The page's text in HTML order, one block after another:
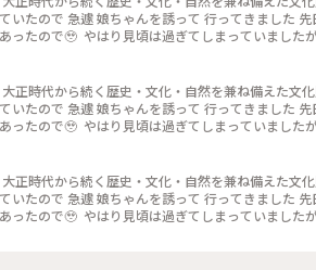
遽 娘ちゃんを誘って 行ってきました 先日の花ファンタジアで また出遅れてしまい ま
ったので🥹 ⁡ やはり見頃は過ぎてしまっていました
園でした✨️ ⁡ 次に行く時は 今回 時間がなくて寄れ
📸 ⁡ #旧古河庭園 #薔薇 #ひみつの絶景
遽 娘ちゃんを誘って 行ってきました 先日の花ファンタジアで また出遅れてしまい ま
ったので🥹 ⁡ やはり見頃は過ぎてしまっていました
園でした✨️ ⁡ 次に行く時は 今回 時間がなくて寄れ
📸 ⁡ #旧古河庭園 #薔薇 #ひみつの絶景
遽 娘ちゃんを誘って 行ってきました 先日の花ファンタジアで また出遅れてしまい ま
ったので🥹 ⁡ やはり見頃は過ぎてしまっていました
園でした✨️ ⁡ 次に行く時は 今回 時間がなくて寄れ
📸 ⁡ #旧古河庭園 #薔薇 #ひみつの絶景